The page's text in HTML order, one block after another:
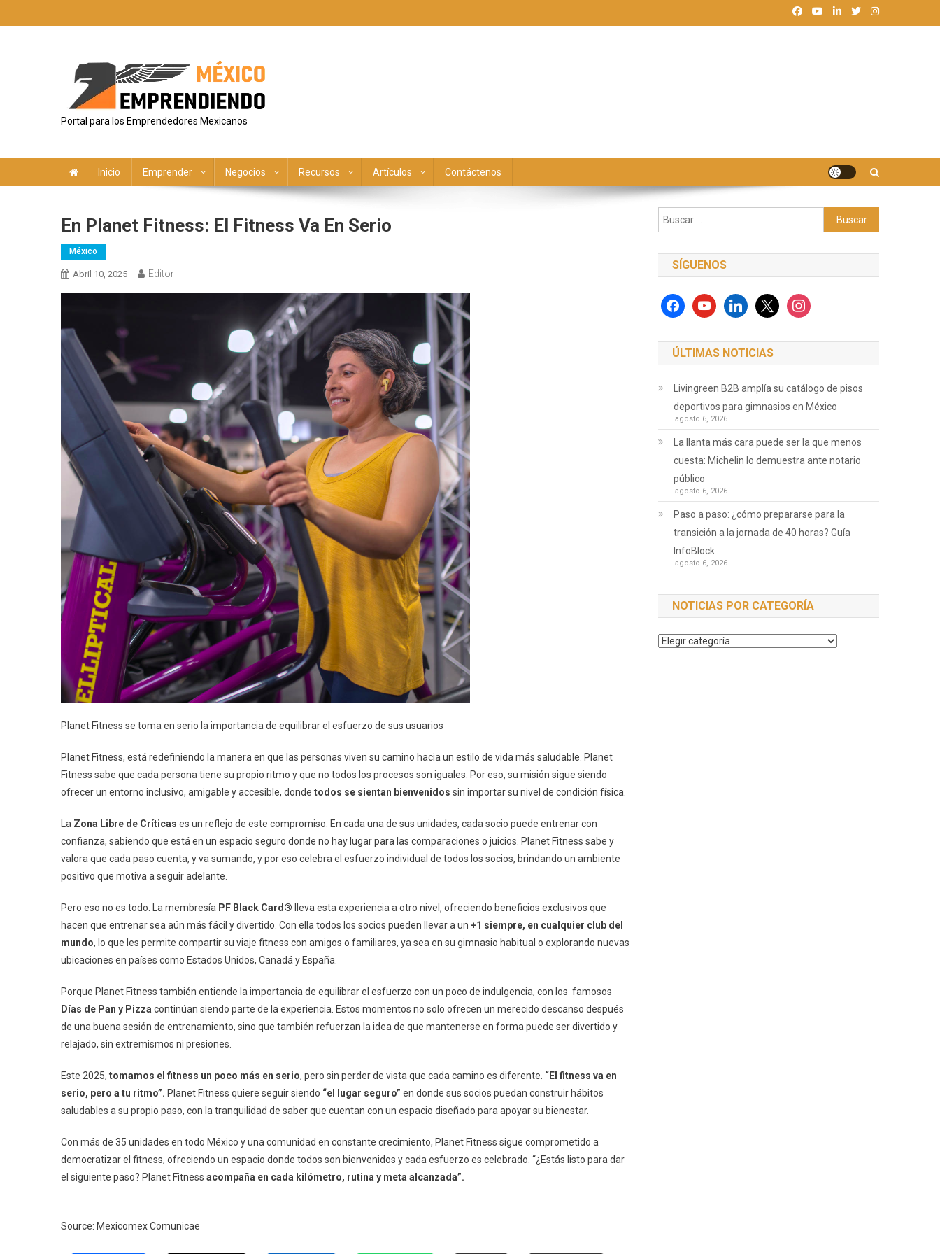
al
Portal para los Emprendedores Mexicanos
Inicio Emprender Negocios Recursos Artículos Contáctenos
En Planet Fitness: El Fitness Va En Serio
México
Abril 10, 2025 Editor
Planet Fitness se toma en serio la importancia de equilibrar el esfuerzo de sus usuarios
Planet Fitness, está redefiniendo la manera en que las personas viven su camino hacia un estilo de vida más saludable. Planet
Fitness sabe que cada persona tiene su propio ritmo y que no todos los procesos son iguales. Por eso, su misión sigue siendo
ofrecer un entorno inclusivo, amigable y accesible, donde todos se sientan bienvenidos sin importar su nivel de condición física.
La Zona Libre de Críticas es un reflejo de este compromiso. En cada una de sus unidades, cada socio puede entrenar con
confianza, sabiendo que está en un espacio seguro donde no hay lugar para las comparaciones o juicios. Planet Fitness sabe y
valora que cada paso cuenta, y va sumando, y por eso celebra el esfuerzo individual de todos los socios, brindando un ambiente
positivo que motiva a seguir adelante.
Pero eso no es todo. La membresía PF Black Card ® lleva esta experiencia a otro nivel, ofreciendo beneficios exclusivos que
hacen que entrenar sea aún más fácil y divertido. Con ella todos los socios pueden llevar a un +1 siempre, en cualquier club del
mundo, lo que les permite compartir su viaje fitness con amigos o familiares, ya sea en su gimnasio habitual o explorando nuevas
ubicaciones en países como Estados Unidos, Canadá y España.
Porque Planet Fitness también entiende la importancia de equilibrar el esfuerzo con un poco de indulgencia, con los famosos
Días de Pan y Pizza continúan siendo parte de la experiencia. Estos momentos no solo ofrecen un merecido descanso después
de una buena sesión de entrenamiento, sino que también refuerzan la idea de que mantenerse en forma puede ser divertido y
relajado, sin extremismos ni presiones.
Este 2025, tomamos el fitness un poco más en serio, pero sin perder de vista que cada camino es diferente. “El fitness va en
serio, pero a tu ritmo”. Planet Fitness quiere seguir siendo “el lugar seguro” en donde sus socios puedan construir hábitos
saludables a su propio paso, con la tranquilidad de saber que cuentan con un espacio diseñado para apoyar su bienestar.
Con más de 35 unidades en todo México y una comunidad en constante crecimiento, Planet Fitness sigue comprometido a
democratizar el fitness, ofreciendo un espacio donde todos son bienvenidos y cada esfuerzo es celebrado. “¿Estás listo para dar
el siguiente paso? Planet Fitness acompaña en cada kilómetro, rutina y meta alcanzada”.
Source: Mexicomex Comunicae
Buscar:
SÍGUENOS
facebookyoutubelinkedinx instagram
ÚLTIMAS NOTICIAS
Livingreen B2B amplía su catálogo de pisos
deportivos para gimnasios en México
agosto 6, 2026
La llanta más cara puede ser la que menos
cuesta: Michelin lo demuestra ante notario
público
agosto 6, 2026
Paso a paso: ¿cómo prepararse para la
transición a la jornada de 40 horas? Guía
InfoBlock
agosto 6, 2026
NOTICIAS POR CATEGORÍA
Noticias